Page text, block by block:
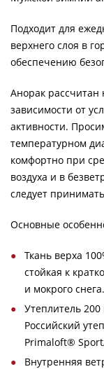
Подходит для
верхнего слоя в
обеспечению
Анорак рассчитан
зависимости от
активности.
температурном
комфортно при
воздуха и в
следует
Основные
Ткань верха
стойкая к
и мокрого
Утеплитель
Российский
Primaloft®
Внутренняя